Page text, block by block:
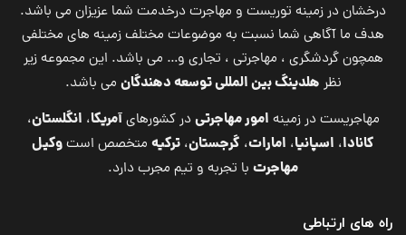
درخشان در زمینه توریست و مهاجرت درخدمت شما عزیزان می باشد.
هدف ما آگاهی شما نسبت به موضوعات مختلف زمینه های مختلفی
همچون گردشگری ، مهاجرتی ، تجاری و… می باشد. این مجموعه زیر
نظر هلدینگ بین المللی توسعه دهندگان می باشد.
مهاجریست در زمینه امور مهاجرتیدر کشورهایآمریکا، انگلستان،
کانادا، اسپانیا، امارات، گرجستان، ترکیه متخصص استوکیل
مهاجرت با تجربه و تیم مجرب دارد.
راه های ارتباطی